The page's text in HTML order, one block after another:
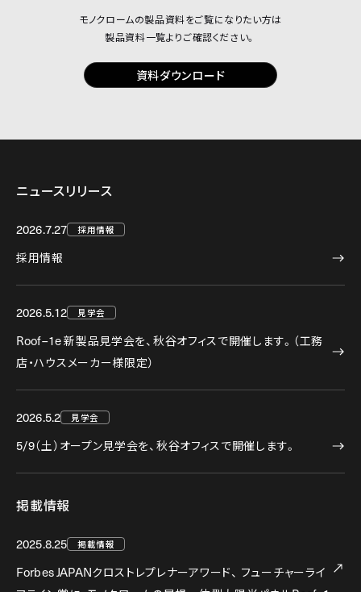
モノクロームの製品資料をご覧になりたい方は
製品資料一覧よりご確認ください。
資料ダウンロード
ニュースリリース
2026.7.27 採用情報
採用情報
2026.5.12 見学会
Roof–1e新製品見学会を、秋谷オフィスで開催します。（工務
店・ハウスメーカー様限定）
2026.5.2 見学会
5/9（土）オープン見学会を、秋谷オフィスで開催します。
掲載情報
2025.8.25 掲載情報
Forbes JAPANクロストレプレナーアワード、 フューチャーライ